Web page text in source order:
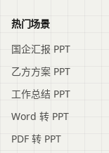
热门场景
国企汇报 PPT
乙方方案 PPT
工作总结 PPT
Word 转 PPT
PDF 转 PPT